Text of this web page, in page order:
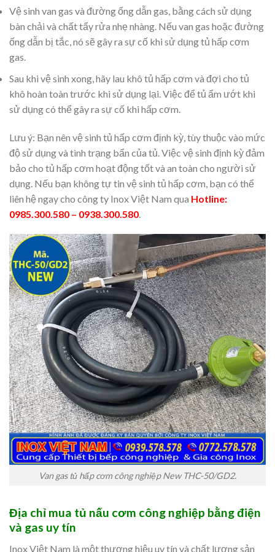
Vệ sinh van gas và đường ống dẫn gas, bằng cách sử dụng
bàn chải và chất tẩy rửa nhẹ nhàng. Nếu van gas hoặc đường
ống dẫn bị tắc, nó sẽ gây ra sự cố khi sử dụng tủ hấp cơm
gas.
Sau khi vệ sinh xong, hãy lau khô tủ hấp cơm và đợi cho tủ
khô hoàn toàn trước khi sử dụng lại. Việc để tủ ẩm ướt khi
sử dụng có thể gây ra sự cố khi hấp cơm.
Lưu ý: Bạn nên vệ sinh tủ hấp cơm định kỳ, tùy thuộc vào mức
độ sử dụng và tình trạng bẩn của tủ. Việc vệ sinh định kỳ đảm
bảo cho tủ hấp cơm hoạt động tốt và an toàn cho người sử
dụng. Nếu bạn không tự tin vệ sinh tủ hấp cơm, bạn có thể
liên hệ ngay cho công ty Inox Việt Nam qua Hotline:
0985.300.580 – 0938.300.580
Van gas tủ hấp cơm công nghiệp New THC-50/GD2.
Địa chỉ mua tủ nấu cơm công nghiệp bằng điện
và gas uy tín
Inox Việt Nam là một thương hiệu uy tín và chất lượng sản